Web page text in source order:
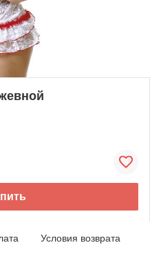
Условия возврата